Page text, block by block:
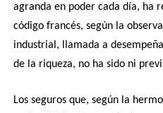
agranda en poder cada día, ha
código francés, según la
industrial, llamada a
de la riqueza, no ha sido ni
Los seguros que, según la